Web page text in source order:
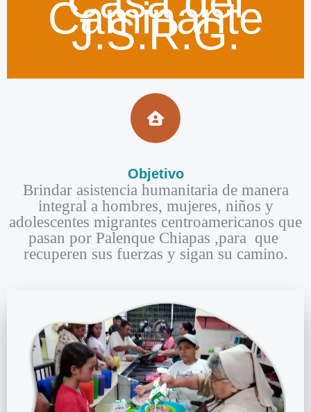
Caminante
J.S.R.G.
Objetivo​
Brindar asistencia humanitaria de manera
integral a hombres, mujeres, niños y
adolescentes migrantes centroamericanos que
pasan por Palenque Chiapas ,para que
recuperen sus fuerzas y sigan su camino.